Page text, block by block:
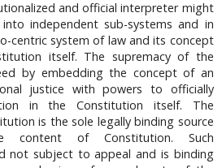
and official interpreter might
independent sub-systems and in
centric system of law and its concept
itself. The supremacy of the
by embedding the concept of an
justice with powers to officially
in the Constitution itself. The
is the sole legally binding source
content of Constitution. Such
not subject to appeal and is binding